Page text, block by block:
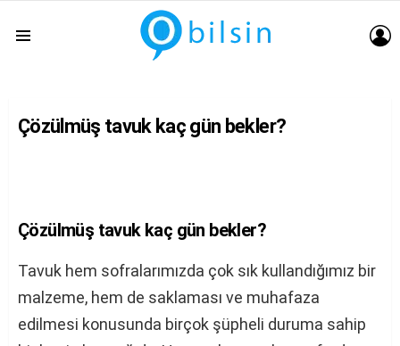
Çözülmüş tavuk kaç gün bekler?
Çözülmüş tavuk kaç gün bekler?
Tavuk hem sofralarımızda çok sık kullandığımız bir
malzeme, hem de saklaması ve muhafaza
edilmesi konusunda birçok şüpheli duruma sahip